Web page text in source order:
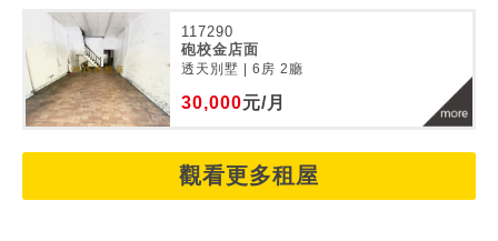
117290
砲校金店面
透天別墅 | 6房 2廳
30,000元/月
觀看更多租屋